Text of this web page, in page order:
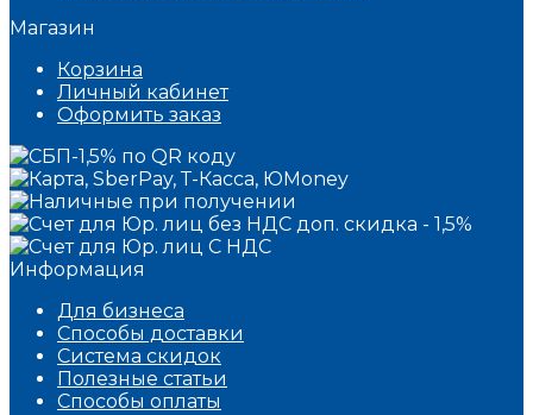
Магазин
Корзина
Личный кабинет
Оформить заказ
Информация
Для бизнеса
Способы доставки
Система скидок
Полезные статьи
Способы оплаты